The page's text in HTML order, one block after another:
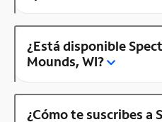
¿Está disponible
Mounds, WI?
¿Cómo te suscribes a